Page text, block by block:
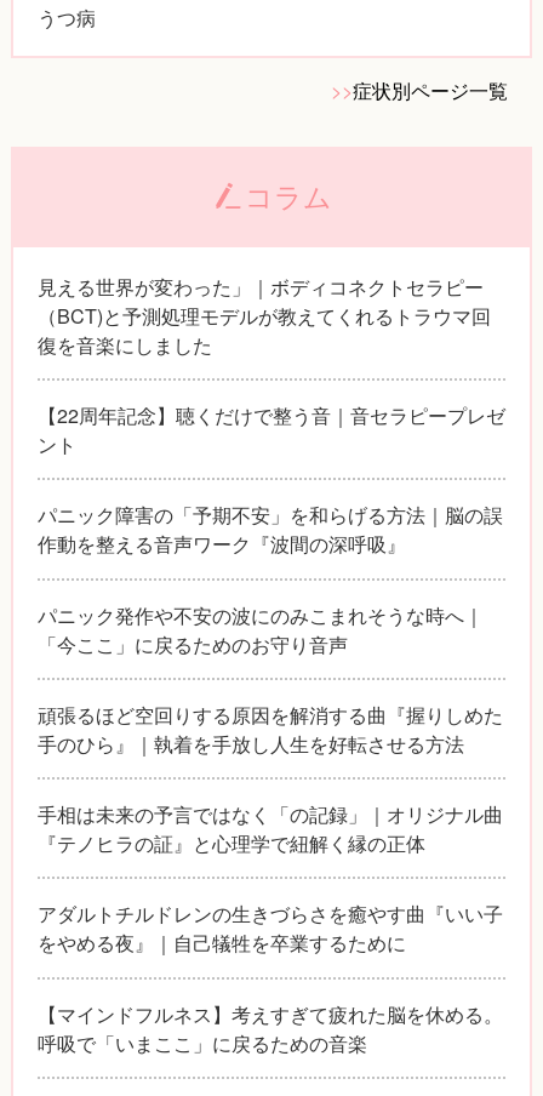
うつ病
>>症状別ページ一覧
コラム
見える世界が変わった」｜ボディコネクトセラピー
（BCT)と予測処理モデルが教えてくれるトラウマ回
復を音楽にしました
【22周年記念】聴くだけで整う音｜音セラピープレゼ
ント
パニック障害の「予期不安」を和らげる方法｜脳の誤
作動を整える音声ワーク『波間の深呼吸』
パニック発作や不安の波にのみこまれそうな時へ｜
「今ここ」に戻るためのお守り音声
頑張るほど空回りする原因を解消する曲『握りしめた
手のひら』｜執着を手放し人生を好転させる方法
手相は未来の予言ではなく「の記録」｜オリジナル曲
『テノヒラの証』と心理学で紐解く縁の正体
アダルトチルドレンの生きづらさを癒やす曲『いい子
をやめる夜』｜自己犠牲を卒業するために
【マインドフルネス】考えすぎて疲れた脳を休める。
呼吸で「いまここ」に戻るための音楽